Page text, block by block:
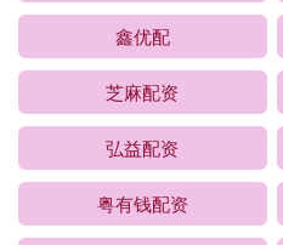
鑫优配
芝麻配资
弘益配资
粤有钱配资